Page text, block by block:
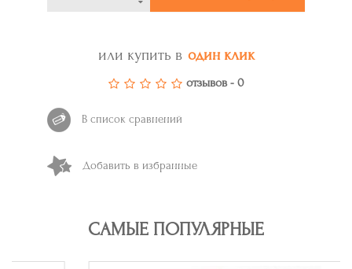
или купить в один клик
отзывов - 0
В список сравнений
Добавить в избранные
САМЫЕ ПОПУЛЯРНЫЕ